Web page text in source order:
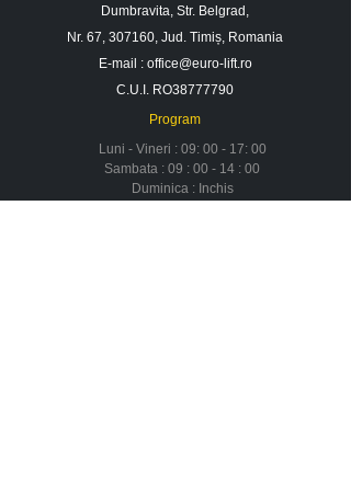
Dumbravita, Str. Belgrad,
Nr. 67, 307160, Jud. Timiș, Romania
E-mail : office@euro-lift.ro
C.U.I. RO38777790
Program
Luni - Vineri : 09: 00 - 17: 00
Sambata : 09 : 00 - 14 : 00
Duminica : Inchis